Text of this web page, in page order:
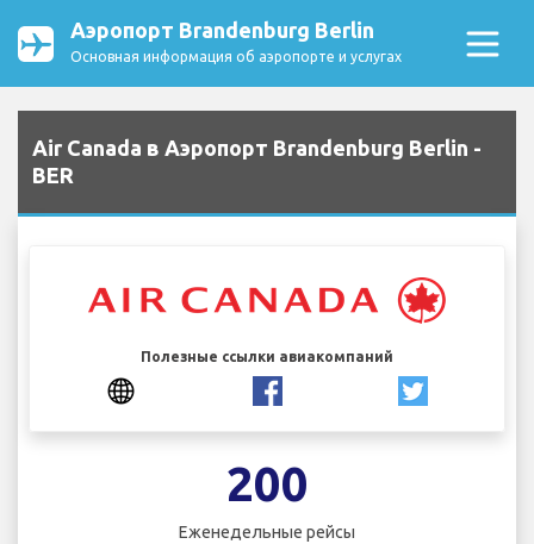
Аэропорт Brandenburg Berlin
Основная информация об аэропорте и услугах
Air Canada в Аэропорт Brandenburg Berlin -
BER
Полезные ссылки авиакомпаний
200
Еженедельные рейсы